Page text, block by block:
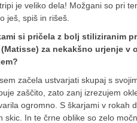
je veliko dela! Možgani so pri
ješ, spiš in rišeš.
si pričela z bolj stiliziranim
za nekakšno urjenje
začela ustvarjati skupaj s
zaščito, zato zanj izrezujem
ogromno. S škarjami v rokah
skic. In te črne oblike so zelo